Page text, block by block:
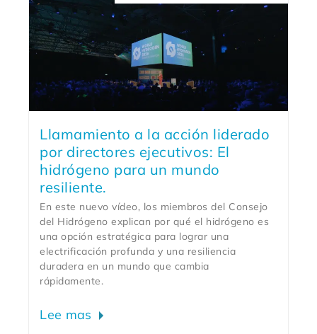
Llamamiento a la acción liderado
por directores ejecutivos: El
hidrógeno para un mundo
resiliente.
En este nuevo vídeo, los miembros del Consejo
del Hidrógeno explican por qué el hidrógeno es
una opción estratégica para lograr una
electrificación profunda y una resiliencia
duradera en un mundo que cambia
rápidamente.
Lee mas